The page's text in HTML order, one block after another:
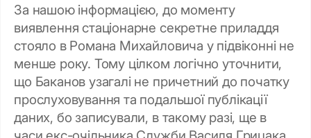
За нашою інформацією, до моменту
виявлення стаціонарне секретне приладдя
стояло в Романа Михайловича у підвіконні не
менше року. Тому цілком логічно уточнити,
що Баканов узагалі не причетний до початку
прослуховування та подальшої публікації
даних, бо записували, в такому разі, ще в